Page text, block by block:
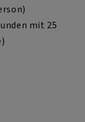
mit 25